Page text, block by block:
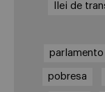
llei de
pobresa